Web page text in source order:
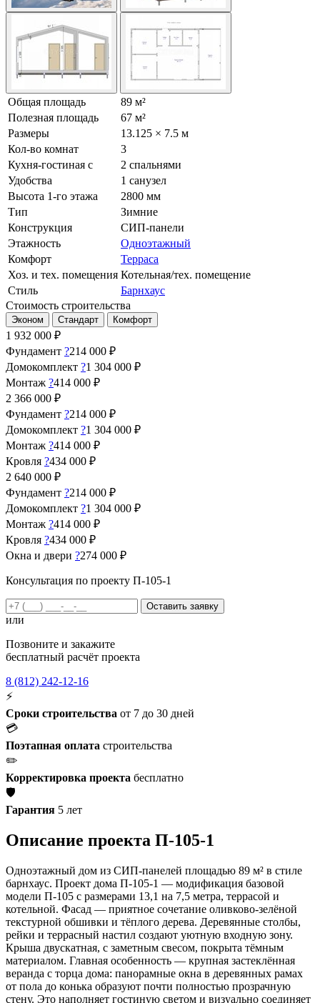
Общая площадь
89 м²
Полезная площадь
67 м²
Размеры
13.125 × 7.5 м
Кол-во комнат
3
Кухня-гостиная с
2 спальнями
Удобства
1 санузел
Высота 1-го этажа
2800 мм
Тип
Зимние
Конструкция
СИП-панели
Этажность
Одноэтажный
Комфорт
Терраса
Хоз. и тех. помещения Котельная/тех. помещение
Стиль
Барнхаус
Стоимость строительства
Эконом Стандарт Комфорт
1 932 000 ₽
Фундамент ?214 000 ₽
Домокомплект ?1 304 000 ₽
Монтаж ?414 000 ₽
2 366 000 ₽
Фундамент ?214 000 ₽
Домокомплект ?1 304 000 ₽
Монтаж ?414 000 ₽
Кровля ?434 000 ₽
2 640 000 ₽
Фундамент ?214 000 ₽
Домокомплект ?1 304 000 ₽
Монтаж ?414 000 ₽
Кровля ?434 000 ₽
Окна и двери ?274 000 ₽
Консультация по проекту П-105-1
Оставить заявку
или
Позвоните и закажите
бесплатный расчёт проекта
8 (812) 242-12-16
⚡
Сроки строительства от 7 до 30 дней
💳
Поэтапная оплата строительства
✏️
Корректировка проекта бесплатно
🛡️
Гарантия 5 лет
Описание проекта П-105-1
Одноэтажный дом из СИП-панелей площадью 89 м² в стиле
барнхаус. Проект дома П-105-1 — модификация базовой
модели П-105 с размерами 13,1 на 7,5 метра, террасой и
котельной. Фасад — приятное сочетание оливково-зелёной
текстурной обшивки и тёплого дерева. Деревянные столбы,
рейки и террасный настил создают уютную входную зону.
Крыша двускатная, с заметным свесом, покрыта тёмным
материалом. Главная особенность — крупная застеклённая
веранда с торца дома: панорамные окна в деревянных рамах
от пола до конька образуют почти полностью прозрачную
стену. Это наполняет гостиную светом и визуально соединяет